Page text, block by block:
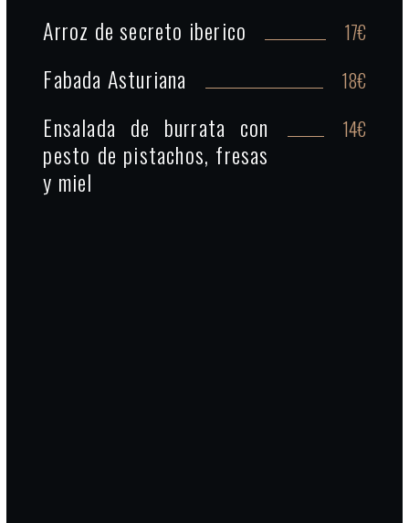
Arroz de secreto iberico 17€
Fabada Asturiana 18€
Ensalada de burrata con
pesto de pistachos, fresas
y miel
14€